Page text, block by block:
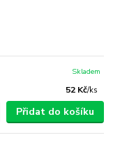
52 Kč/ks
Skladem
Přidat do košíku